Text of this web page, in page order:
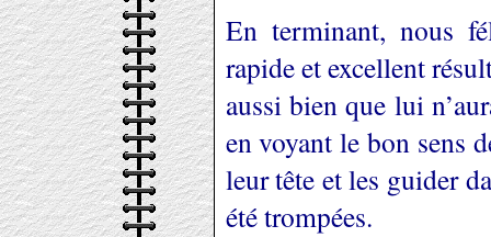
En terminant, nous
rapide et excellent
aussi bien que lui
en voyant le bon sens
leur tête et les guider
été trompées.